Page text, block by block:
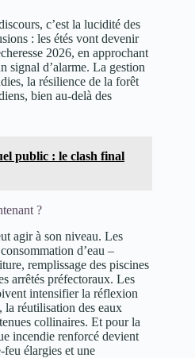
c’est la lucidité des
: les étés vont devenir
2026, en approchant
signal d’alarme. La gestion
la résilience de la forêt
bien au-delà des
public : le clash final
?
agir à son niveau. Les
d’eau –
remplissage des piscines
arrêtés préfectoraux. Les
intensifier la réflexion
la réutilisation des eaux
collinaires. Et pour la
incendie renforcé devient
feu élargies et une